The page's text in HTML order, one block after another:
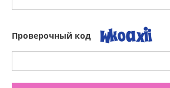
Проверочный код